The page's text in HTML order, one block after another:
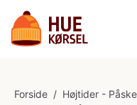
Forside / Højtider -